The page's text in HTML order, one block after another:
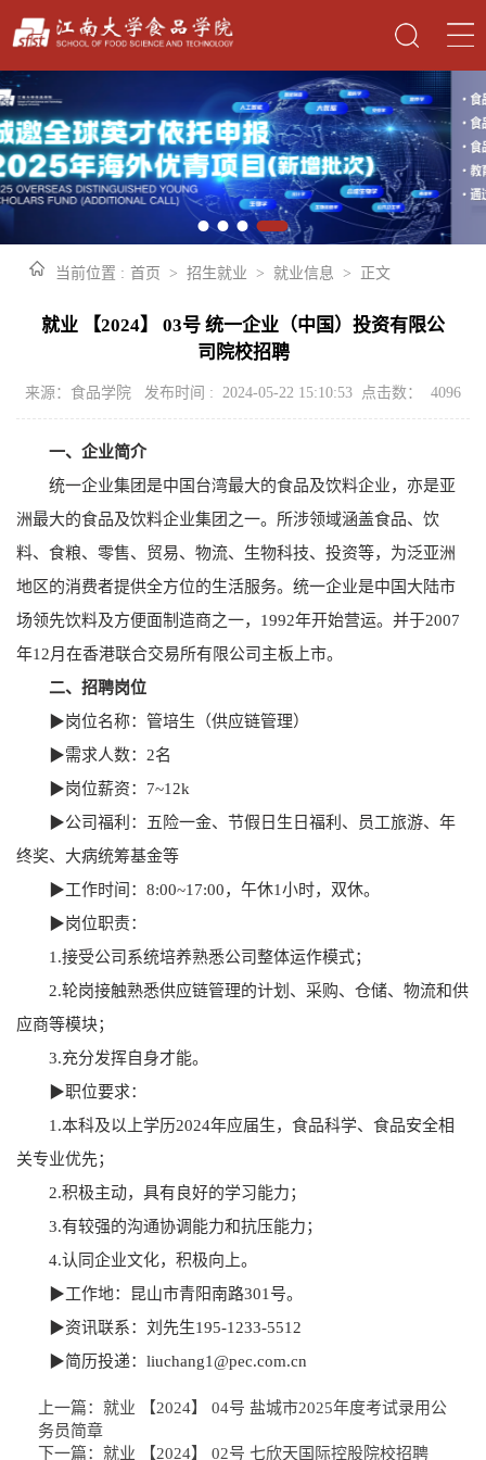
当前位置 : 首页 > 招生就业 > 就业信息 > 正文
就业 【2024】 03号 统一企业（中国）投资有限公
司院校招聘
来源：食品学院 发布时间 : 2024-05-22 15:10:53 点击数： 4096
一、企业简介
统一企业集团是中国台湾最大的食品及饮料企业，亦是亚
洲最大的食品及饮料企业集团之一。所涉领域涵盖食品、饮
料、食粮、零售、贸易、物流、生物科技、投资等，为泛亚洲
地区的消费者提供全方位的生活服务。统一企业是中国大陆市
场领先饮料及方便面制造商之一，1992年开始营运。并于2007
年12月在香港联合交易所有限公司主板上市。
二、招聘岗位
▶岗位名称：管培生（供应链管理）
▶需求人数：2名
▶岗位薪资：7~12k
▶公司福利：五险一金、节假日生日福利、员工旅游、年
终奖、大病统筹基金等
▶工作时间：8:00~17:00，午休1小时，双休。
▶岗位职责：
1.接受公司系统培养熟悉公司整体运作模式；
2.轮岗接触熟悉供应链管理的计划、采购、仓储、物流和供
应商等模块；
3.充分发挥自身才能。
▶职位要求：
1.本科及以上学历2024年应届生，食品科学、食品安全相
关专业优先；
2.积极主动，具有良好的学习能力；
3.有较强的沟通协调能力和抗压能力；
4.认同企业文化，积极向上。
▶工作地：昆山市青阳南路301号。
▶资讯联系：刘先生195-1233-5512
▶简历投递：liuchang1@pec.com.cn
上一篇： 就业 【2024】 04号 盐城市2025年度考试录用公
务员简章
下一篇： 就业 【2024】 02号 七欣天国际控股院校招聘